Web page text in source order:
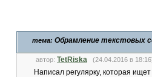
тема: Обрамление текстовых
автор: TetRiska (24.04.2016 в
Написал регулярку, которая